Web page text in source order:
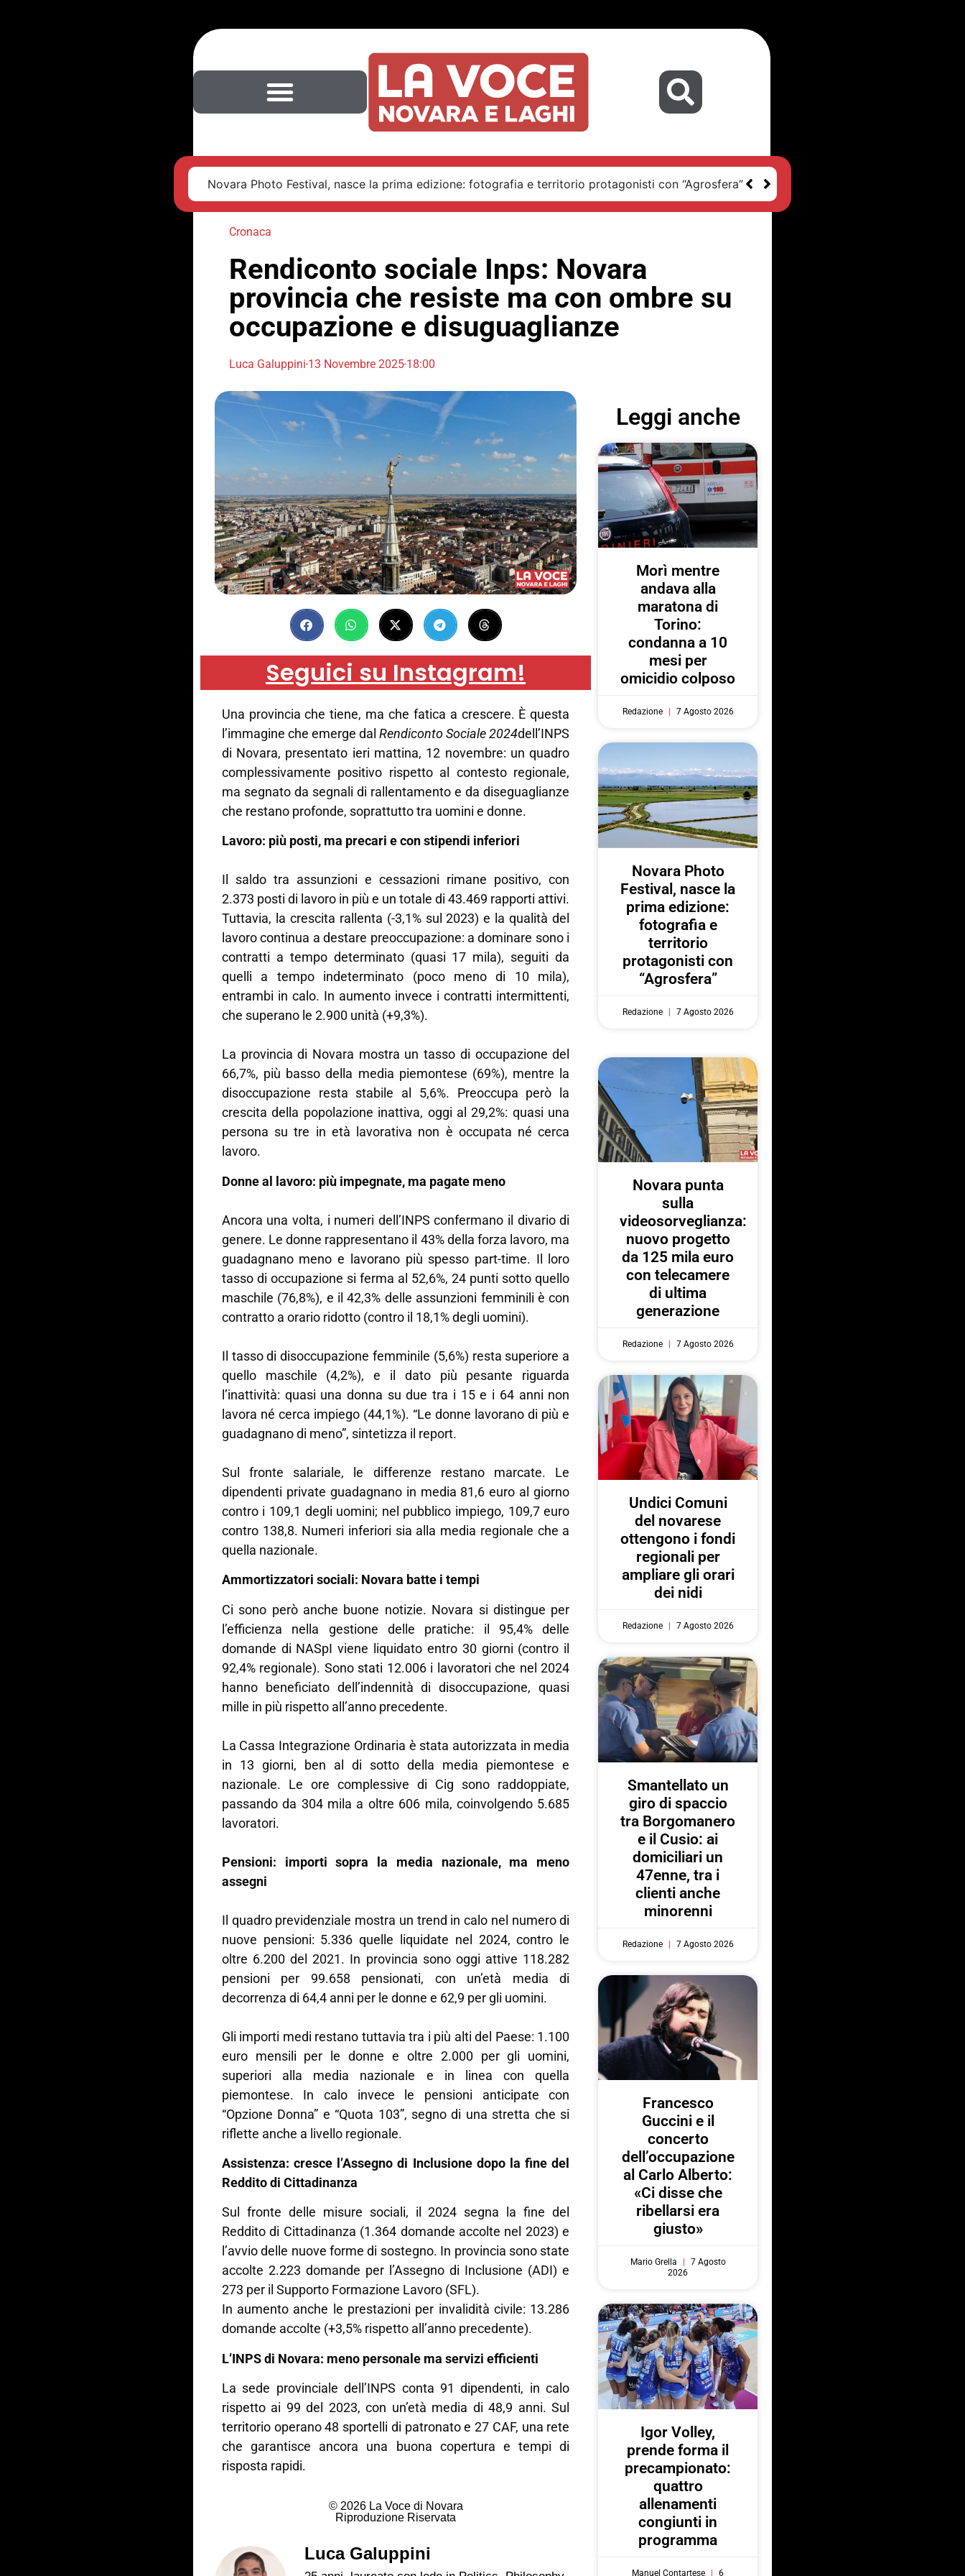
Novara Photo Festival, nasce la prima edizione: fotografia e territorio protagonisti con “Agrosfera”
Cronaca
Rendiconto sociale Inps: Novara
provincia che resiste ma con ombre su
occupazione e disuguaglianze
Luca Galuppini13 Novembre 202518:00
Seguici su Instagram!
Una provincia che tiene, ma che fatica a crescere. È questa
l’immagine che emerge dalRendiconto Sociale 2024dell’INPS
di Novara, presentato ieri mattina, 12 novembre: un quadro
complessivamente positivo rispetto al contesto regionale,
ma segnato da segnali di rallentamento e da diseguaglianze
che restano profonde, soprattutto tra uomini e donne.
Lavoro: più posti, ma precari e con stipendi inferiori
Il saldo tra assunzioni e cessazioni rimane positivo, con
2.373 posti di lavoro in più e un totale di 43.469 rapporti attivi.
Tuttavia, la crescita rallenta (-3,1% sul 2023) e la qualità del
lavoro continua a destare preoccupazione: a dominare sono i
contratti a tempo determinato (quasi 17 mila), seguiti da
quelli a tempo indeterminato (poco meno di 10 mila),
entrambi in calo. In aumento invece i contratti intermittenti,
che superano le 2.900 unità (+9,3%).
La provincia di Novara mostra un tasso di occupazione del
66,7%, più basso della media piemontese (69%), mentre la
disoccupazione resta stabile al 5,6%. Preoccupa però la
crescita della popolazione inattiva, oggi al 29,2%: quasi una
persona su tre in età lavorativa non è occupata né cerca
lavoro.
Donne al lavoro: più impegnate, ma pagate meno
Ancora una volta, i numeri dell’INPS confermano il divario di
genere. Le donne rappresentano il 43% della forza lavoro, ma
guadagnano meno e lavorano più spesso part-time. Il loro
tasso di occupazione si ferma al 52,6%, 24 punti sotto quello
maschile (76,8%), e il 42,3% delle assunzioni femminili è con
contratto a orario ridotto (contro il 18,1% degli uomini).
Il tasso di disoccupazione femminile (5,6%) resta superiore a
quello maschile (4,2%), e il dato più pesante riguarda
l’inattività: quasi una donna su due tra i 15 e i 64 anni non
lavora né cerca impiego (44,1%). “Le donne lavorano di più e
guadagnano di meno”, sintetizza il report.
Sul fronte salariale, le differenze restano marcate. Le
dipendenti private guadagnano in media 81,6 euro al giorno
contro i 109,1 degli uomini; nel pubblico impiego, 109,7 euro
contro 138,8. Numeri inferiori sia alla media regionale che a
quella nazionale.
Ammortizzatori sociali: Novara batte i tempi
Ci sono però anche buone notizie. Novara si distingue per
l’efficienza nella gestione delle pratiche: il 95,4% delle
domande di NASpI viene liquidato entro 30 giorni (contro il
92,4% regionale). Sono stati 12.006 i lavoratori che nel 2024
hanno beneficiato dell’indennità di disoccupazione, quasi
mille in più rispetto all’anno precedente.
La Cassa Integrazione Ordinaria è stata autorizzata in media
in 13 giorni, ben al di sotto della media piemontese e
nazionale. Le ore complessive di Cig sono raddoppiate,
passando da 304 mila a oltre 606 mila, coinvolgendo 5.685
lavoratori.
Pensioni: importi sopra la media nazionale, ma meno
assegni
Il quadro previdenziale mostra un trend in calo nel numero di
nuove pensioni: 5.336 quelle liquidate nel 2024, contro le
oltre 6.200 del 2021. In provincia sono oggi attive 118.282
pensioni per 99.658 pensionati, con un’età media di
decorrenza di 64,4 anni per le donne e 62,9 per gli uomini.
Gli importi medi restano tuttavia tra i più alti del Paese: 1.100
euro mensili per le donne e oltre 2.000 per gli uomini,
superiori alla media nazionale e in linea con quella
piemontese. In calo invece le pensioni anticipate con
“Opzione Donna” e “Quota 103”, segno di una stretta che si
riflette anche a livello regionale.
Assistenza: cresce l’Assegno di Inclusione dopo la fine del
Reddito di Cittadinanza
Sul fronte delle misure sociali, il 2024 segna la fine del
Reddito di Cittadinanza (1.364 domande accolte nel 2023) e
l’avvio delle nuove forme di sostegno. In provincia sono state
accolte 2.223 domande per l’Assegno di Inclusione (ADI) e
273 per il Supporto Formazione Lavoro (SFL).
In aumento anche le prestazioni per invalidità civile: 13.286
domande accolte (+3,5% rispetto all’anno precedente).
L’INPS di Novara: meno personale ma servizi efficienti
La sede provinciale dell’INPS conta 91 dipendenti, in calo
rispetto ai 99 del 2023, con un’età media di 48,9 anni. Sul
territorio operano 48 sportelli di patronato e 27 CAF, una rete
che garantisce ancora una buona copertura e tempi di
risposta rapidi.
© 2026 La Voce di Novara
Riproduzione Riservata
Luca Galuppini
Leggi anche
Morì mentre
andava alla
maratona di
Torino:
condanna a 10
mesi per
omicidio colposo
Redazione 7 Agosto 2026
Novara Photo
Festival, nasce la
prima edizione:
fotografia e
territorio
protagonisti con
“Agrosfera”
Redazione 7 Agosto 2026
Novara punta
sulla
videosorveglianza:
nuovo progetto
da 125 mila euro
con telecamere
di ultima
generazione
Redazione 7 Agosto 2026
Undici Comuni
del novarese
ottengono i fondi
regionali per
ampliare gli orari
dei nidi
Redazione 7 Agosto 2026
Smantellato un
giro di spaccio
tra Borgomanero
e il Cusio: ai
domiciliari un
47enne, tra i
clienti anche
minorenni
Redazione 7 Agosto 2026
Francesco
Guccini e il
concerto
dell’occupazione
al Carlo Alberto:
«Ci disse che
ribellarsi era
giusto»
Mario Grella
7 Agosto
2026
Igor Volley,
prende forma il
precampionato:
quattro
allenamenti
congiunti in
programma
Manuel Contartese 6